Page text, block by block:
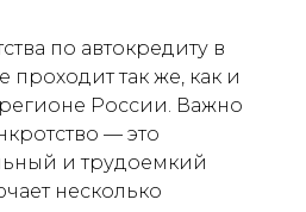
по автокредиту в
проходит так же, как и
России. Важно
— это
и трудоемкий
несколько